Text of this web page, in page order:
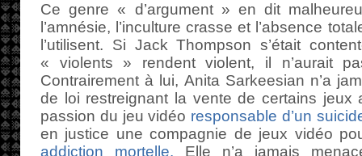
Ce genre « d’argument » en dit
l’amnésie, l’inculture crasse et l’absence
l’utilisent. Si Jack Thompson s’était
« violents » rendent violent, il n’aurait
Contrairement à lui, Anita Sarkeesian n’a
de loi restreignant la vente de certains jeux
passion du jeu vidéo responsable d’un
en justice une compagnie de jeux vidéo
addiction mortelle. Elle n’a jamais